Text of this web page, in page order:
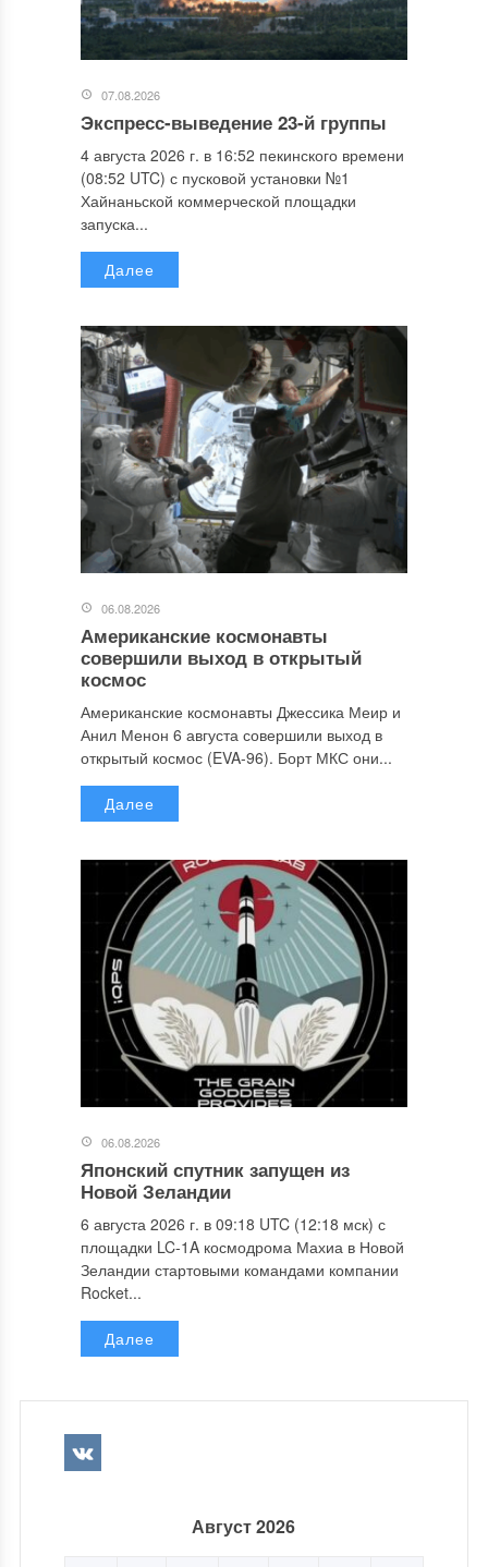
07.08.2026
Экспресс-выведение 23-й группы
4 августа 2026 г. в 16:52 пекинского времени
(08:52 UTC) с пусковой установки №1
Хайнаньской коммерческой площадки
запуска...
Далее
06.08.2026
Американские космонавты
совершили выход в открытый
космос
Американские космонавты Джессика Меир и
Анил Менон 6 августа совершили выход в
открытый космос (EVA-96). Борт МКС они...
Далее
06.08.2026
Японский спутник запущен из
Новой Зеландии
6 августа 2026 г. в 09:18 UTC (12:18 мск) с
площадки LC-1A космодрома Махиа в Новой
Зеландии стартовыми командами компании
Rocket...
Далее
Август 2026